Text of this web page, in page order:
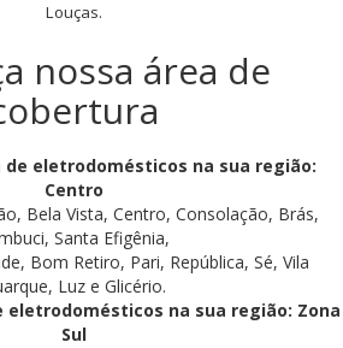
Louças.
nossa área de
eletrodomésticos na sua região:
Centro
Bela Vista, Centro, Consolação, Brás,
Santa Efigênia,
Bom Retiro, Pari, República, Sé, Vila
Luz e Glicério.
na sua região: Zona
Sul